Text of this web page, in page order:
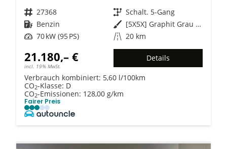
Fahrzeugnr. 27368 Getriebe Schalt. 5-Gang
Kraftstoff Benzin Außenfarbe
[5X5X] Graphit Grau Metallic
Leistung 70 kW (95 PS) Kilometerstand 20 km
21.180,– €
incl. 19% MwSt.
Details
Verbrauch kombiniert: 5,60 l/100km
CO2-Klasse: D
CO2-Emissionen: 128,00 g/km
Fairer Preis